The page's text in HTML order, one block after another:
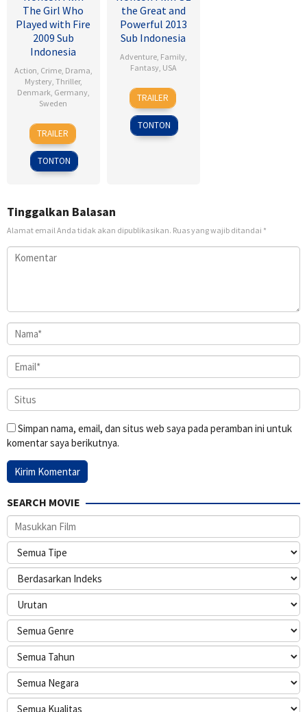
The Girl Who
Played with Fire
2009 Sub
Indonesia
Action, Crime, Drama,
Mystery, Thriller,
Denmark, Germany,
Sweden
18
Sep
2009
Daniel
Alfredson
TRAILER
TONTON
the Great and
Powerful 2013
Sub Indonesia
Adventure, Family,
Fantasy, USA
7
Mar
2013
Sam
Raimi
TRAILER
TONTON
Tinggalkan Balasan
Alamat email Anda tidak akan dipublikasikan. Ruas yang wajib ditandai *
Simpan nama, email, dan situs web saya pada peramban ini untuk
komentar saya berikutnya.
SEARCH MOVIE